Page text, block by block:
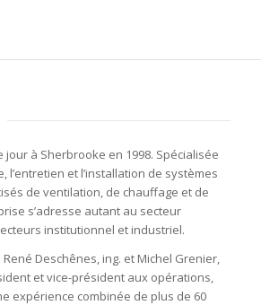
jour à Sherbrooke en 1998. Spécialisée
l’entretien et l’installation de systèmes
de ventilation, de chauffage et de
s’adresse autant au secteur
institutionnel et industriel.
Deschênes, ing. et Michel Grenier,
et vice-président aux opérations,
expérience combinée de plus de 60